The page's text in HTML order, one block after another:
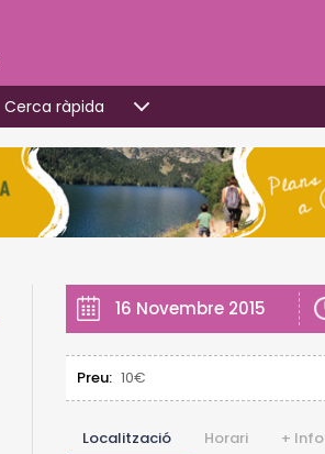
Cerca ràpida
16 Novembre 2015
Preu: 10€
Localització Horari + Info